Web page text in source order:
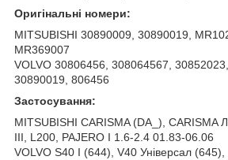
Оригінальні номери:
MITSUBISHI 30890009, 30890019,
MR369007
VOLVO 30806456, 308064567,
30890019, 806456
Застосування:
MITSUBISHI CARISMA (DA_), CARISMA
III, L200, PAJERO I 1.6-2.4 01.83-06.06
VOLVO S40 I (644), V40 Універсал (645),